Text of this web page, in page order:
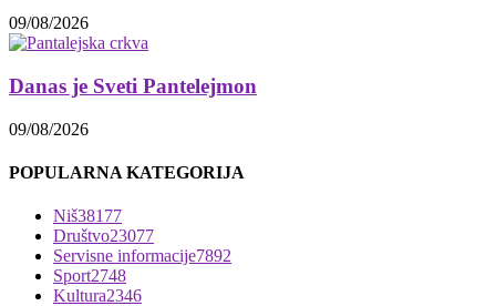
09/08/2026
Danas je Sveti Pantelejmon
09/08/2026
POPULARNA KATEGORIJA
Niš38177
Društvo23077
Servisne informacije7892
Sport2748
Kultura2346